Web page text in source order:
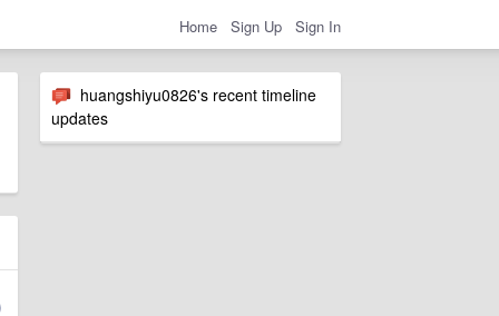
Home Sign Up Sign In
huangshiyu0826's recent timeline
updates